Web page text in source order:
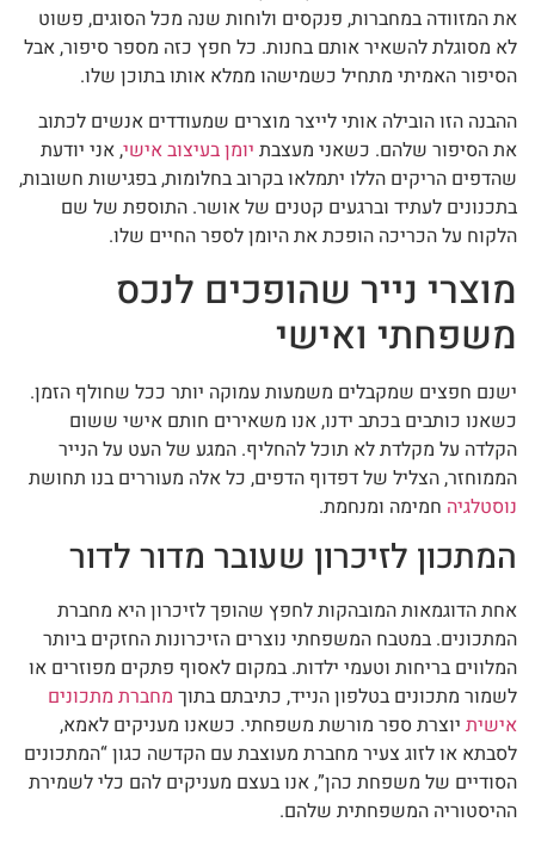
את המזוודה במחברות, פנקסים ולוחות שנה מכל הסוגים, פשוט
לא מסוגלת להשאיר אותם בחנות. כל חפץ כזה מספר סיפור, אבל
הסיפור האמיתי מתחיל כשמישהו ממלא אותו בתוכן שלו.
ההבנה הזו הובילה אותי לייצר מוצרים שמעודדים אנשים לכתוב
את הסיפור שלהם. כשאני מעצבת יומן בעיצוב אישי, אני יודעת
שהדפים הריקים הללו יתמלאו בקרוב בחלומות, בפגישות חשובות,
בתכנונים לעתיד וברגעים קטנים של אושר. התוספת של שם
הלקוח על הכריכה הופכת את היומן לספר החיים שלו.
מוצרי נייר שהופכים לנכס
משפחתי ואישי
ישנם חפצים שמקבלים משמעות עמוקה יותר ככל שחולף הזמן.
כשאנו כותבים בכתב ידנו, אנו משאירים חותם אישי ששום
הקלדה על מקלדת לא תוכל להחליף. המגע של העט על הנייר
הממוחזר, הצליל של דפדוף הדפים, כל אלה מעוררים בנו תחושת
נוסטלגיה חמימה ומנחמת.
המתכון לזיכרון שעובר מדור לדור
אחת הדוגמאות המובהקות לחפץ שהופך לזיכרון היא מחברת
המתכונים. במטבח המשפחתי נוצרים הזיכרונות החזקים ביותר
המלווים בריחות וטעמי ילדות. במקום לאסוף פתקים מפוזרים או
לשמור מתכונים בטלפון הנייד, כתיבתם בתוך מחברת מתכונים
אישית יוצרת ספר מורשת משפחתי. כשאנו מעניקים לאמא,
לסבתא או לזוג צעיר מחברת מעוצבת עם הקדשה כגון “המתכונים
הסודיים של משפחת כהן”, אנו בעצם מעניקים להם כלי לשמירת
ההיסטוריה המשפחתית שלהם.